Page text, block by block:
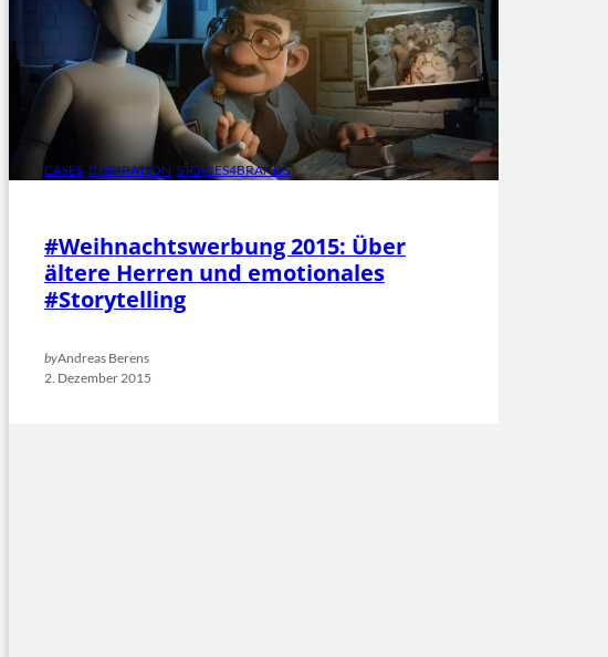
CASES INSPIRATION STORIES4BRANDS
#Weihnachtswerbung 2015: Über
ältere Herren und emotionales
#Storytelling
byAndreas Berens
2. Dezember 2015